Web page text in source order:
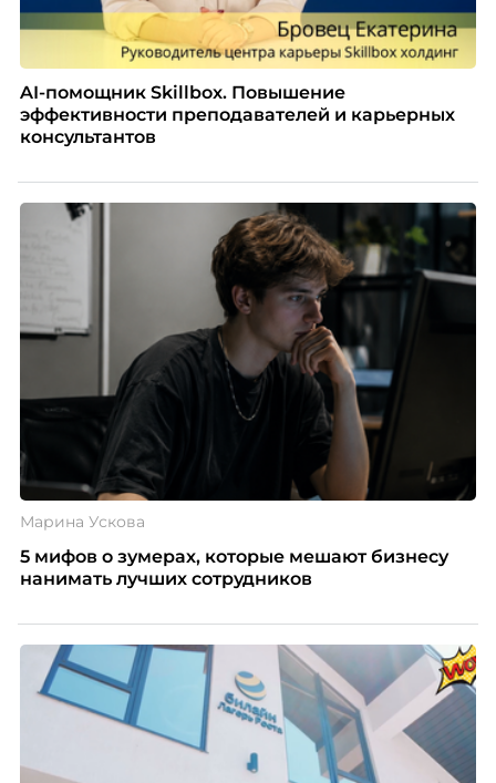
AI-помощник Skillbox. Повышение
эффективности преподавателей и карьерных
консультантов
Марина Ускова
5 мифов о зумерах, которые мешают бизнесу
нанимать лучших сотрудников